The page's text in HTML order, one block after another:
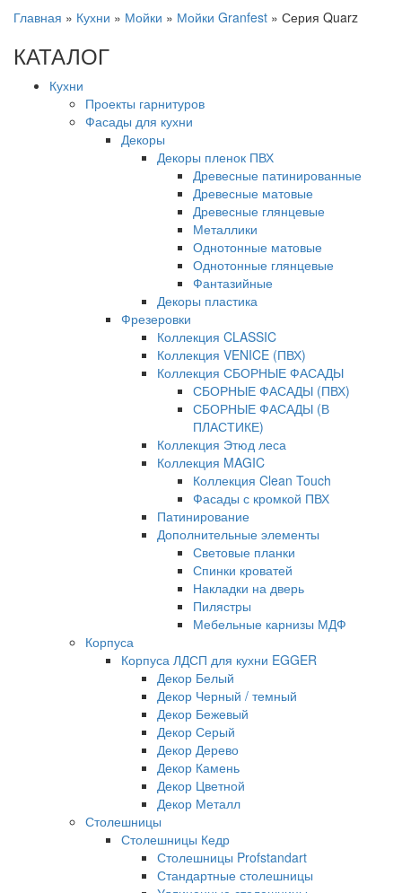
Главная » Кухни » Мойки » Мойки Granfest » Серия Quarz
КАТАЛОГ
Кухни
Проекты гарнитуров
Фасады для кухни
Декоры
Декоры пленок ПВХ
Древесные патинированные
Древесные матовые
Древесные глянцевые
Металлики
Однотонные матовые
Однотонные глянцевые
Фантазийные
Декоры пластика
Фрезеровки
Коллекция CLASSIC
Коллекция VENICE (ПВХ)
Коллекция СБОРНЫЕ ФАСАДЫ
СБОРНЫЕ ФАСАДЫ (ПВХ)
СБОРНЫЕ ФАСАДЫ (В
ПЛАСТИКЕ)
Коллекция Этюд леса
Коллекция MAGIC
Коллекция Clean Touch
Фасады с кромкой ПВХ
Патинирование
Дополнительные элементы
Световые планки
Спинки кроватей
Накладки на дверь
Пилястры
Мебельные карнизы МДФ
Корпуса
Корпуса ЛДСП для кухни EGGER
Декор Белый
Декор Черный / темный
Декор Бежевый
Декор Серый
Декор Дерево
Декор Камень
Декор Цветной
Декор Металл
Столешницы
Столешницы Кедр
Столешницы Profstandart
Стандартные столешницы